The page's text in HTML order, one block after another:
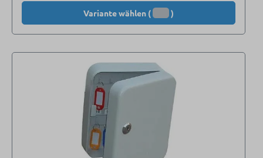
Variante wählen ( )